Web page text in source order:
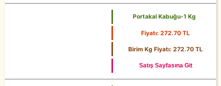
Portakal Kabuğu-1 Kg
Fiyatı: 272.70 TL
Birim Kg Fiyatı: 272.70 TL
Satış Sayfasına Git